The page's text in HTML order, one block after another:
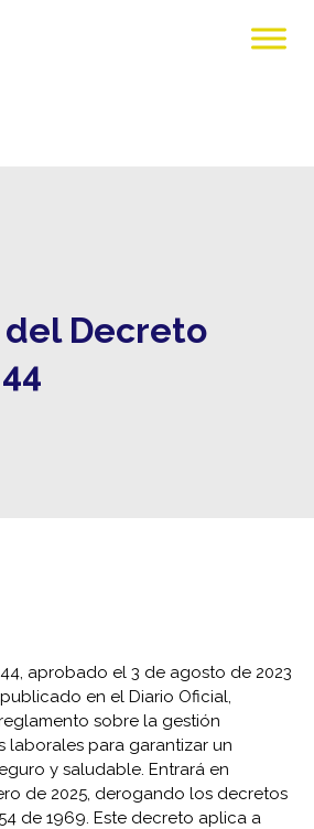
del Decreto
aprobado el 3 de agosto de 2023
en el Diario Oficial,
sobre la gestión
laborales para garantizar un
y saludable. Entrará en
de 2025, derogando los decretos
de 1969. Este decreto aplica a